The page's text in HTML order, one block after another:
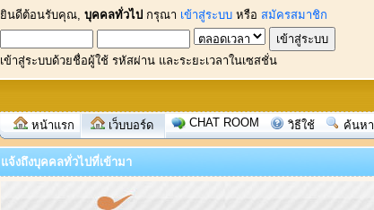
ยินดีต้อนรับคุณ, บุคคลทั่วไป กรุณา เข้าสู่ระบบ หรือ สมัครสมาชิก
เข้าสู่ระบบด้วยชื่อผู้ใช้ รหัสผ่าน และระยะเวลาในเซสชั่น
หน้าแรก เว็บบอร์ด CHAT ROOM วิธีใช้ ค้นหา
แจ้งถึงบุคคลทั่วไปที่เข้ามา